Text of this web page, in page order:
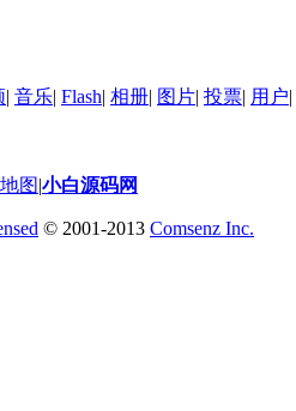
音乐 Flash 相册 图片 投票 用户
图 小白源码网
© 2001-2013 Comsenz Inc.